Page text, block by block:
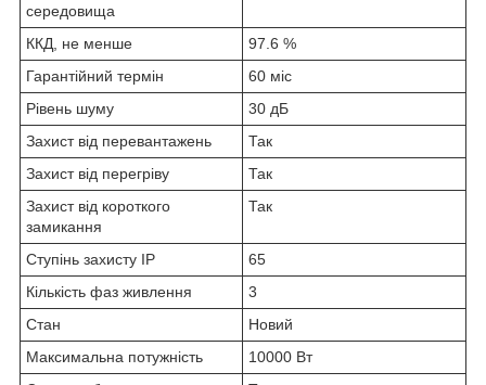
середовища
ККД, не менше
97.6 %
Гарантійний термін
60 міс
Рівень шуму
30 дБ
Захист від перевантажень
Так
Захист від перегріву
Так
Захист від короткого
замикання
Так
Ступінь захисту IP
65
Кількість фаз живлення
3
Стан
Новий
Максимальна потужність
10000 Вт